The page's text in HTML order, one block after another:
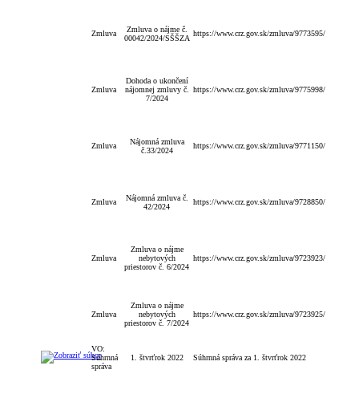
Zmluva
Zmluva o nájme č.
00042/2024/SŠŠZA
https://www.crz.gov.sk/zmluva/9773595/
Zmluva
Dohoda o ukončení
nájomnej zmluvy č.
7/2024
https://www.crz.gov.sk/zmluva/9775998/
Zmluva
Nájomná zmluva
č.33/2024
https://www.crz.gov.sk/zmluva/9771150/
Zmluva
Nájomná zmluva č.
42/2024
https://www.crz.gov.sk/zmluva/9728850/
Zmluva
Zmluva o nájme
nebytových
priestorov č. 6/2024
https://www.crz.gov.sk/zmluva/9723923/
Zmluva
Zmluva o nájme
nebytových
priestorov č. 7/2024
https://www.crz.gov.sk/zmluva/9723925/
VO:
Súhrnná
správa
1. štvrťrok 2022 Súhrnná správa za 1. štvrťrok 2022